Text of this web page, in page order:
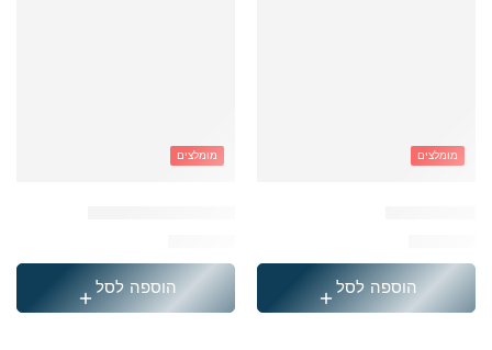
מומלצים
הוספה לסל
מומלצים
הוספה לסל